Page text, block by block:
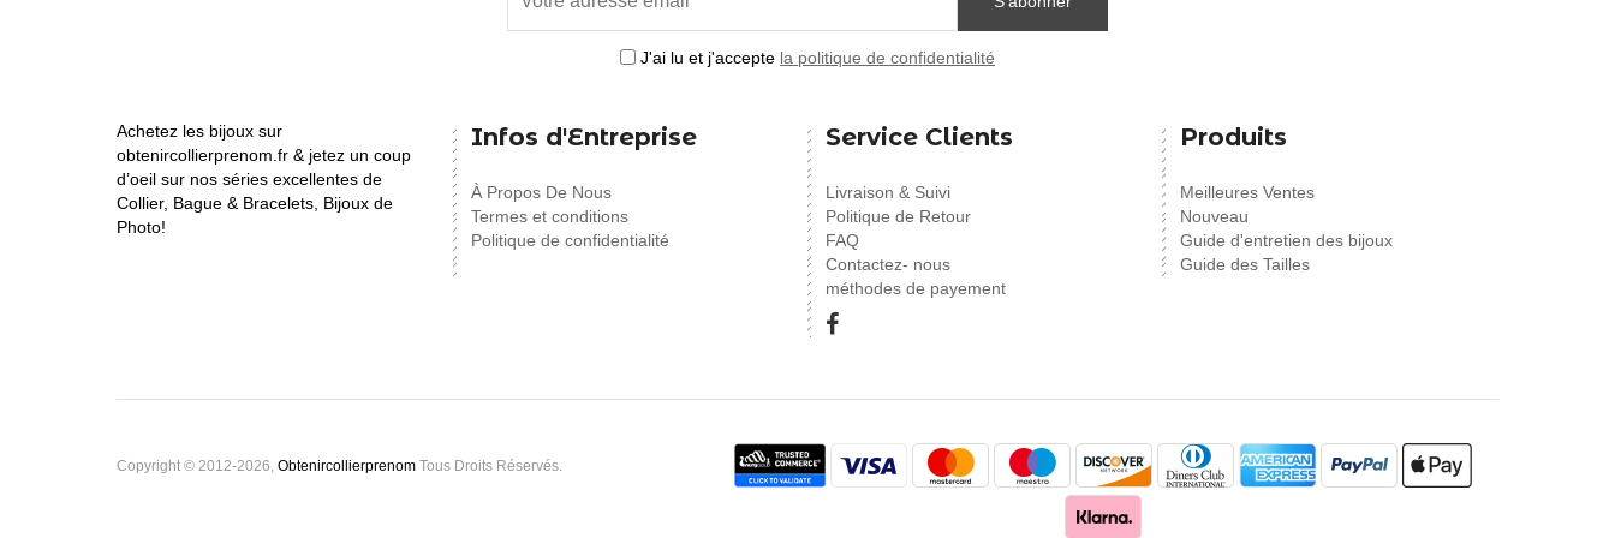
J'ai lu et j'accepte la politique de confidentialité
Achetez les bijoux sur
obtenircollierprenom.fr & jetez un coup
d’oeil sur nos séries excellentes de
Collier, Bague & Bracelets, Bijoux de
Photo!
Infos d'Entreprise
À Propos De Nous
Termes et conditions
Politique de confidentialité
Service Clients
Livraison & Suivi
Politique de Retour
FAQ
Contactez- nous
méthodes de payement
Produits
Meilleures Ventes
Nouveau
Guide d'entretien des bijoux
Guide des Tailles
Copyright © 2012-2026, Obtenircollierprenom Tous Droits Réservés.